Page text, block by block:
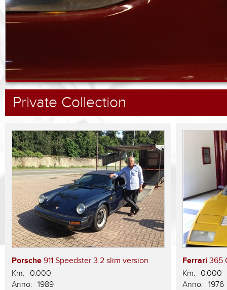
Private Collection
Porsche 911 Speedster 3.2 slim version
Km: 0.000
Anno: 1989
Ferrari 365
Km: 0.000
Anno: 1976